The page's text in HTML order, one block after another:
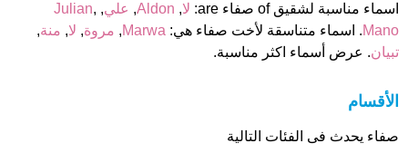
اسماء مناسبة لشقيق of صفاء are: لا,
Aldon
, علي,
Julian,
Mano. اسماء متناسقة لأخت صفاء هي: Marwa
, مروة, لا, منة,
تبيان. عرض أسماء اكثر مناسبة.
الأقسام
صفاء يحدث فى الفئات التالية